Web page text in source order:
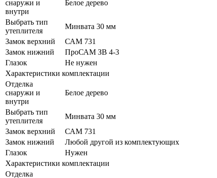
снаружи и
внутри
Белое дерево
Выбрать тип
утеплителя
Минвата 30 мм
Замок верхний
САМ 731
Замок нижний
ПроСАМ ЗВ 4-3
Глазок
Не нужен
Характеристики комплектации
Отделка
снаружи и
внутри
Белое дерево
Выбрать тип
утеплителя
Минвата 30 мм
Замок верхний
САМ 731
Замок нижний
Любой другой из комплектующих
Глазок
Нужен
Характеристики комплектации
Отделка